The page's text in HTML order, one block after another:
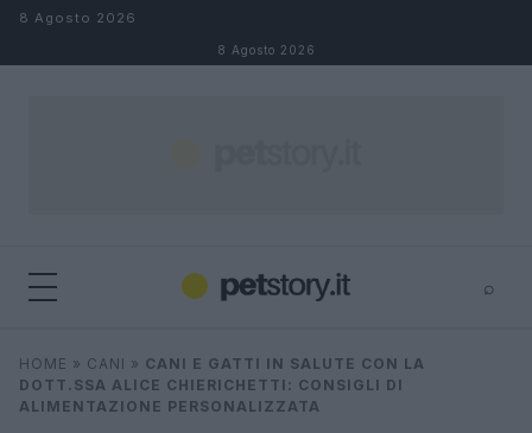
Salta al contenuto
8 Agosto 2026
8 Agosto 2026
⌕
Cerca
HOME » CANI » CANI E GATTI IN SALUTE CON LA
DOTT.SSA ALICE CHIERICHETTI: CONSIGLI DI
ALIMENTAZIONE PERSONALIZZATA